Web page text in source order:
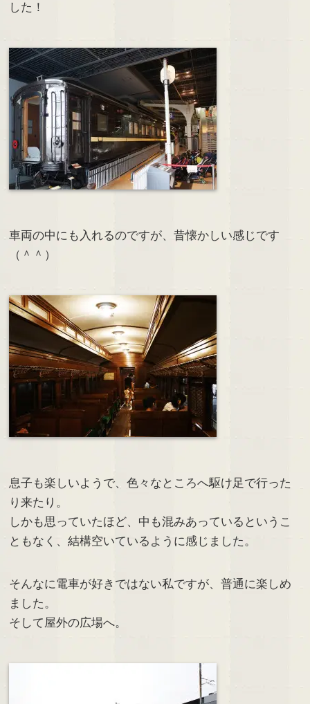
した！
車両の中にも入れるのですが、昔懐かしい感じです
（＾＾）
息子も楽しいようで、色々なところへ駆け足で行った
り来たり。
しかも思っていたほど、中も混みあっているというこ
ともなく、結構空いているように感じました。
そんなに電車が好きではない私ですが、普通に楽しめ
ました。
そして屋外の広場へ。